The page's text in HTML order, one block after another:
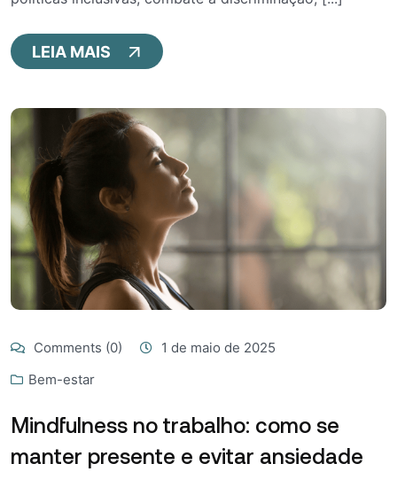
LEIA MAIS
Comments (0)
1 de maio de 2025
Bem-estar
Mindfulness no trabalho: como se
manter presente e evitar ansiedade